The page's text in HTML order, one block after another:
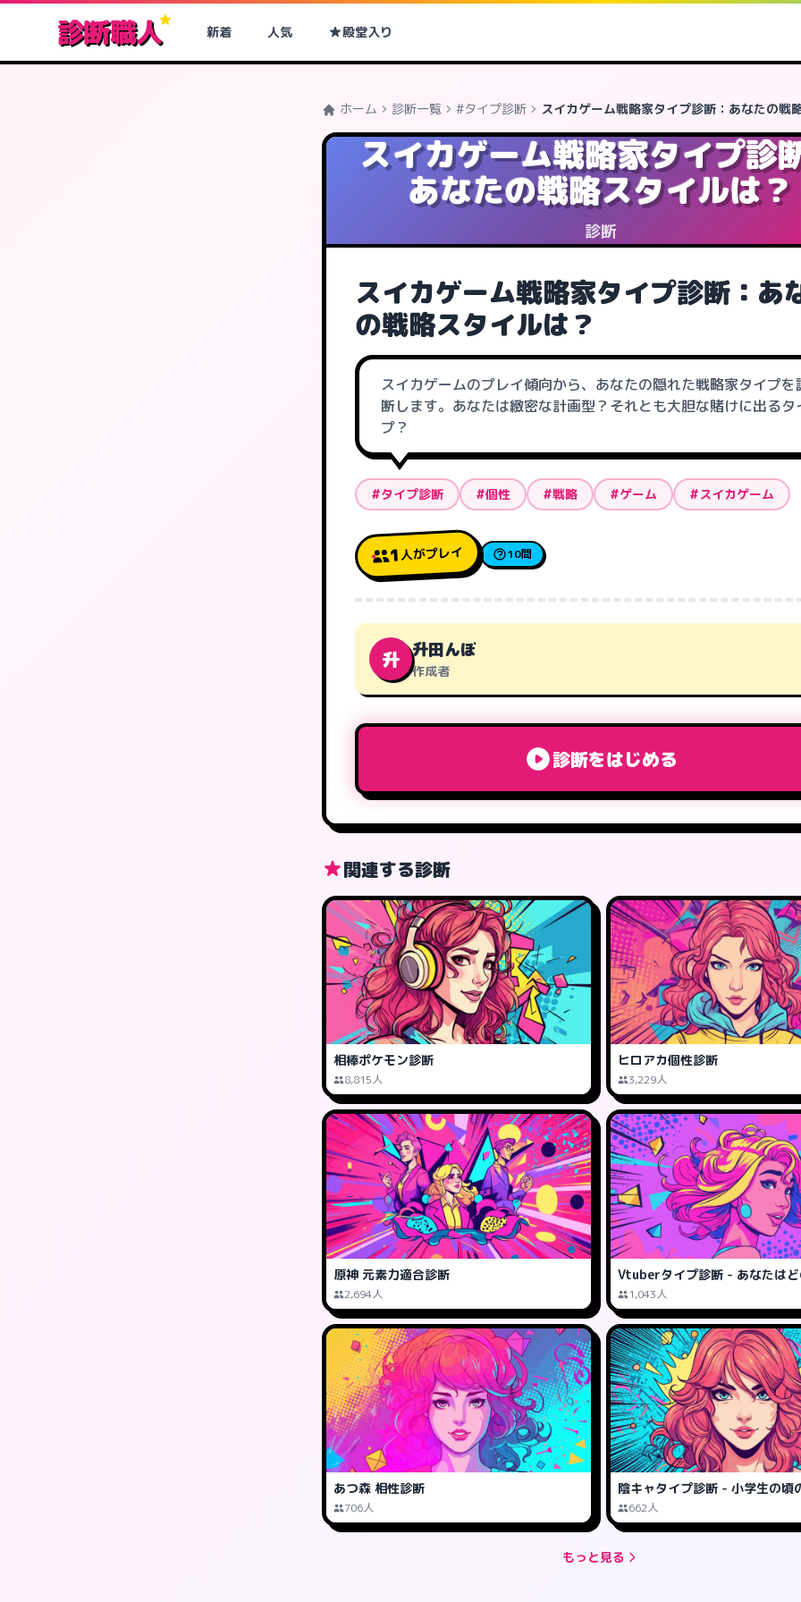
診断職人 新着 人気 殿堂入り
ホーム 診断一覧 #タイプ診断 スイカゲーム戦略家タイプ診断：あなたの戦
スイカゲーム戦略家タイプ診
あなたの戦略スタイルは？
診断
スイカゲーム戦略家タイプ診断：あ
の戦略スタイルは？
スイカゲームのプレイ傾向から、あなたの隠れた戦略家タイプを
断します。あなたは緻密な計画型？それとも大胆な賭けに出るタ
プ？
#タイプ診断 #個性 #戦略 #ゲーム #スイカゲーム
1人がプレイ 10問
升 升田んぼ
作成者
診断をはじめる
関連する診断
相棒ポケモン診断
8,815人
ヒロアカ個性診断
3,229人
原神 元素力適合診断
2,694人
Vtuberタイプ診断 - あなたは
1,043人
あつ森 相性診断
706人
陰キャタイプ診断 - 小学生の頃
662人
もっと見る